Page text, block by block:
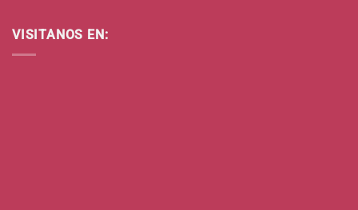
VISITANOS EN: